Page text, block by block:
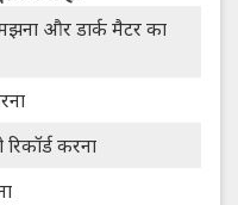
और डार्क मैटर का
करना